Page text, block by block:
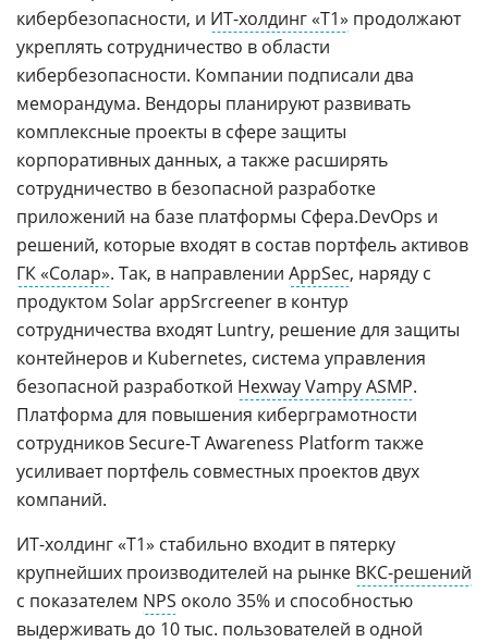
кибербезопасности, и ИТ-холдинг «Т1» продолжают
укреплять сотрудничество в области
кибербезопасности. Компании подписали два
меморандума. Вендоры планируют развивать
комплексные проекты в сфере защиты
корпоративных данных, а также расширять
сотрудничество в безопасной разработке
приложений на базе платформы Сфера.DevOps и
решений, которые входят в состав портфель активов
ГК «Солар». Так, в направлении AppSec, наряду с
продуктом Solar appSrcreener в контур
сотрудничества входят Luntry, решение для защиты
контейнеров и Kubernetes, система управления
безопасной разработкой Hexway Vampy ASMP.
Платформа для повышения киберграмотности
сотрудников Secure-T Awareness Platform также
усиливает портфель совместных проектов двух
компаний.
ИТ-холдинг «Т1» стабильно входит в пятерку
крупнейших производителей на рынке ВКС-решений
с показателем NPS около 35% и способностью
выдерживать до 10 тыс. пользователей в одной